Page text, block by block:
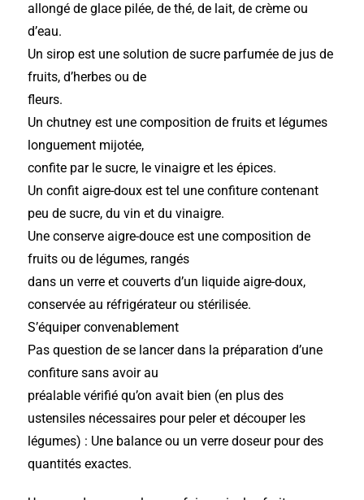
allongé de glace pilée, de thé, de lait, de crème ou
d’eau.
Un sirop est une solution de sucre parfumée de jus de
fruits, d’herbes ou de
fleurs.
Un chutney est une composition de fruits et légumes
longuement mijotée,
confite par le sucre, le vinaigre et les épices.
Un confit aigre-doux est tel une confiture contenant
peu de sucre, du vin et du vinaigre.
Une conserve aigre-douce est une composition de
fruits ou de légumes, rangés
dans un verre et couverts d’un liquide aigre-doux,
conservée au réfrigérateur ou stérilisée.
S’équiper convenablement
Pas question de se lancer dans la préparation d’une
confiture sans avoir au
préalable vérifié qu’on avait bien (en plus des
ustensiles nécessaires pour peler et découper les
légumes) : Une balance ou un verre doseur pour des
quantités exactes.